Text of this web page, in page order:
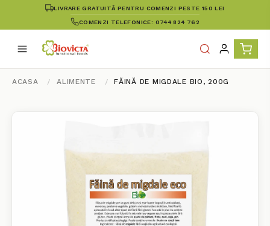
LIVRARE GRATUITĂ PENTRU COMENZI PESTE 150 LEI
COMENZI TELEFONICE: 0744 824 762
ACASA ALIMENTE FĂINĂ DE MIGDALE BIO, 200G